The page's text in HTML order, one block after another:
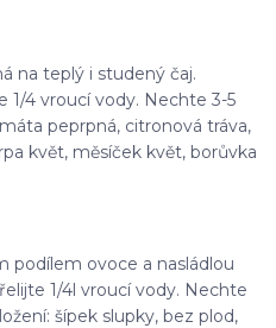
na teplý i studený čaj.
1/4 vroucí vody. Nechte 3-5
peprpná, citronová tráva,
květ, měsíček květ, borůvka
podílem ovoce a nasládlou
1/4l vroucí vody. Nechte
šípek slupky, bez plod,